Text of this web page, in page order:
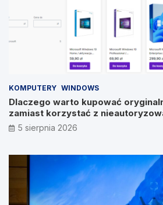
KOMPUTERY WINDOWS
Dlaczego warto kupować
zamiast korzystać z
5 sierpnia 2026